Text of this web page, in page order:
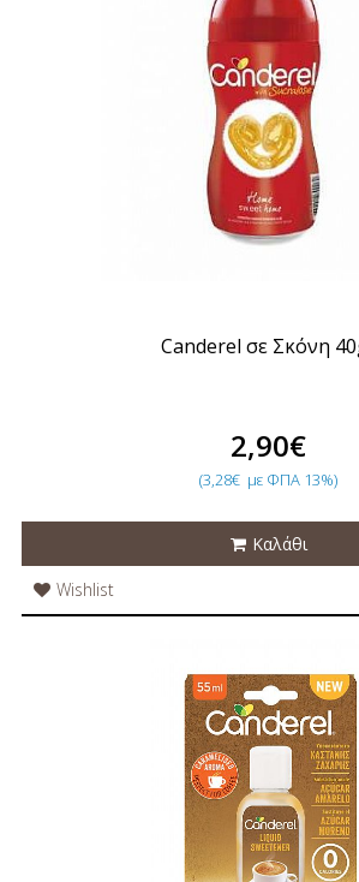
Canderel σε Σκόνη
2,90€
(3,28€ με ΦΠΑ 13%)
Καλάθι
Wishlist